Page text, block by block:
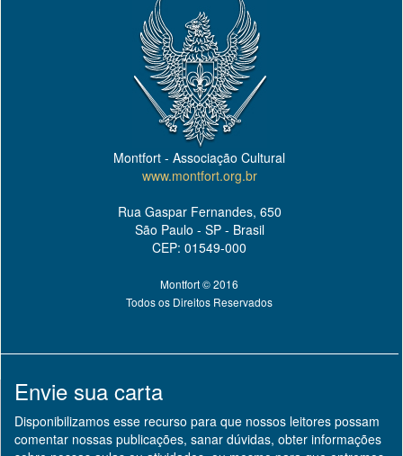
Montfort - Associação Cultural
www.montfort.org.br
Rua Gaspar Fernandes, 650
São Paulo - SP - Brasil
CEP: 01549-000
Montfort © 2016
Todos os Direitos Reservados
Envie sua carta
Disponibilizamos esse recurso para que nossos leitores possam
comentar nossas publicações, sanar dúvidas, obter informações